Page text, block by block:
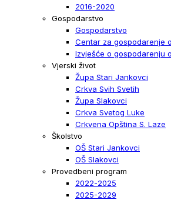
2016-2020
Gospodarstvo
Gospodarstvo
Centar za gospodarenje
Izvješće o gospodarenju
Vjerski život
Župa Stari Jankovci
Crkva Svih Svetih
Župa Slakovci
Crkva Svetog Luke
Crkvena Opština S. Laze
Školstvo
OŠ Stari Jankovci
OŠ Slakovci
Provedbeni program
2022-2025
2025-2029